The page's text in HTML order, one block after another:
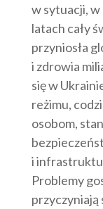
w sytuacji, w
latach cały
przyniosła
i zdrowia
się w
reżimu,
osobom,
i
Problemy
przyczyniają